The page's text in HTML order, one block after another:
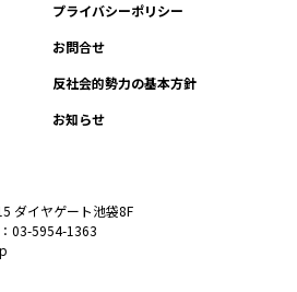
プライバシーポリシー
お問合せ
反社会的勢力の基本方針
お知らせ
ダイヤゲート池袋8F
03-5954-1363